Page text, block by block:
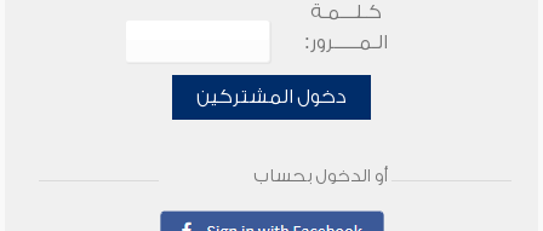
كـلـــمـة
الـمـــــرور:
دخول المشتركين
أو الدخول بحساب